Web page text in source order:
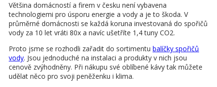
Většina domácností a firem v česku není vybavena
technologiemi pro úsporu energie a vody a je to škoda. V
průměrné domácnosti se každá koruna investovaná do spořičů
vody za 10 let vráti 80x a navíc ušetříte 1,4 tuny CO2.
Proto jsme se rozhodli zařadit do sortimentu balíčky spořičů
vody. Jsou jednoduché na instalaci a produkty v nich jsou
cenově zvýhodněny. Při nákupu své oblíbené kávy tak můžete
udělat něco pro svoji peněženku i klima.